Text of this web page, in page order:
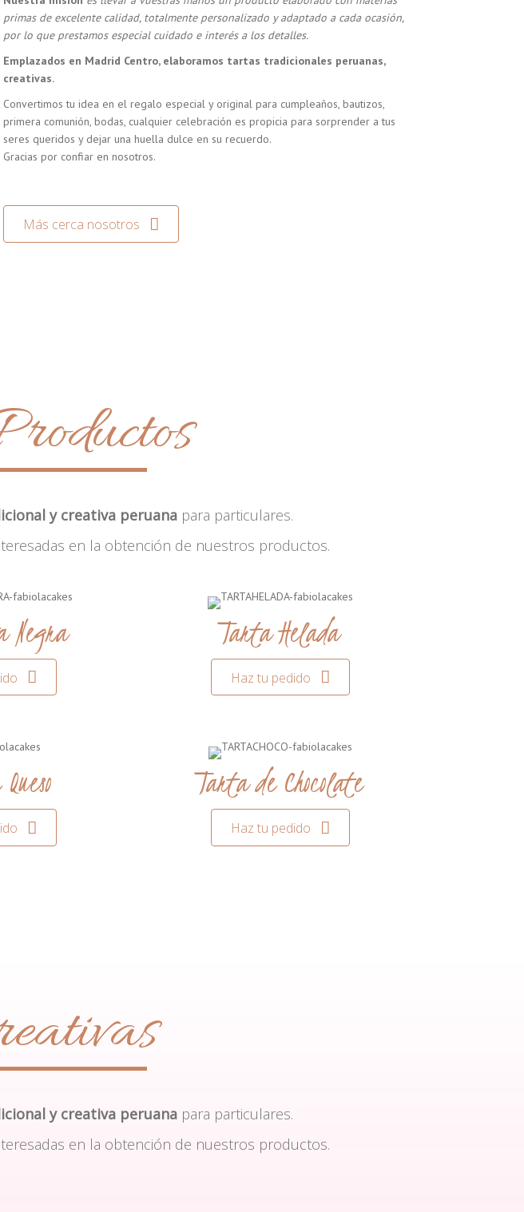
primas de excelente calidad, totalmente personalizado y adaptado a cada ocasión,
por lo que prestamos especial cuidado e interés a los detalles.
Emplazados en Madrid Centro, elaboramos tartas tradicionales peruanas,
creativas.
Convertimos tu idea en el regalo especial y original para cumpleaños, bautizos,
primera comunión, bodas, cualquier celebración es propicia para sorprender a tus
seres queridos y dejar una huella dulce en su recuerdo.
Gracias por confiar en nosotros.
Más cerca nosotros
y creativa peruana para particulares.
en la obtención de nuestros productos.
Negra Tarta Helada
Haz tu pedido
Tarta de Chocolate
Haz tu pedido
y creativa peruana para particulares.
en la obtención de nuestros productos.